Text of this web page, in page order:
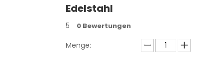
Edelstahl
5 0 Bewertungen
Menge: